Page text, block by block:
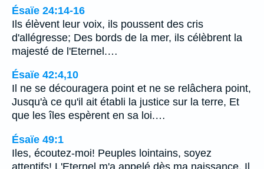
Ésaïe 24:14-16
Ils élèvent leur voix, ils poussent des cris
d'allégresse; Des bords de la mer, ils célèbrent la
majesté de l'Eternel.…
Ésaïe 42:4,10
Il ne se découragera point et ne se relâchera point,
Jusqu'à ce qu'il ait établi la justice sur la terre, Et
que les îles espèrent en sa loi.…
Ésaïe 49:1
Iles, écoutez-moi! Peuples lointains, soyez